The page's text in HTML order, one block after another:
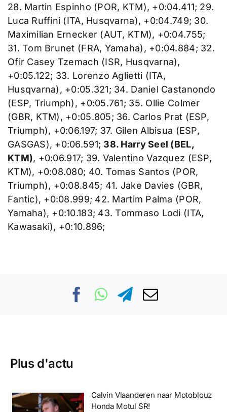
28. Martin Espinho (POR, KTM), +0:04.411; 29.
Luca Ruffini (ITA, Husqvarna), +0:04.749; 30.
Maximilian Ernecker (AUT, KTM), +0:04.755;
31. Tom Brunet (FRA, Yamaha), +0:04.884; 32.
Ofir Casey Tzemach (ISR, Husqvarna),
+0:05.122; 33. Lorenzo Aglietti (ITA,
Husqvarna), +0:05.321; 34. Daniel Castanondo
(ESP, Triumph), +0:05.761; 35. Ollie Colmer
(GBR, KTM), +0:05.805; 36. Carlos Prat (ESP,
Triumph), +0:06.197; 37. Gilen Albisua (ESP,
GASGAS), +0:06.591; 38. Harry Seel (BEL,
KTM), +0:06.917; 39. Valentino Vazquez (ESP,
KTM), +0:08.080; 40. Tomas Santos (POR,
Triumph), +0:08.845; 41. Jake Davies (GBR,
Fantic), +0:08.999; 42. Martim Palma (POR,
Yamaha), +0:10.183; 43. Tommaso Lodi (ITA,
Kawasaki), +0:10.896;
Plus d'actu
Calvin Vlaanderen naar Motoblouz
Honda Motul SR!